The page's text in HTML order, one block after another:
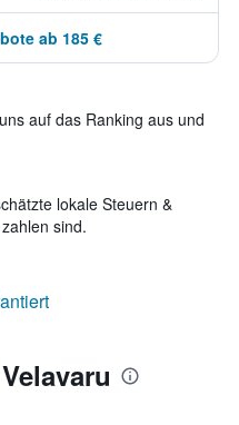
ab 185 €
auf das Ranking aus und
lokale Steuern &
sind.